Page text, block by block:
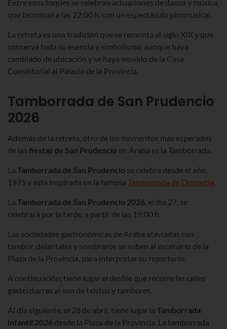
Entre esos toques se celebran actuaciones de danza y música,
que terminan a las 22:00 h. con un espectáculo piromusical.
La retreta es una tradición que se remonta al siglo XIX y que
conserva toda su esencia y simbolismo, aunque haya
cambiado de ubicación y se haya movido de la Casa
Consistorial al Palacio de la Provincia.
Tamborrada de San Prudencio
2026
Además de la retreta, otro de los momentos más esperados
de las fiestas de San Prudencio en Araba es la Tamborrada.
La Tamborrada de San Prudencio se celebra desde el año
1975 y está inspirada en la famosa Tamborrada de Donostia.
La Tamborrada de San Prudencio 2026, el día 27, se
celebrará por la tarde, a partir de las 19:00 h.
Las sociedades gastronómicas de Araba ataviadas con
tambor, delantales y sombreros se suben al escenario de la
Plaza de la Provincia, para interpretar su repertorio.
A continuación, tiene lugar el desfile que recorre las calles
gasteiztarras al son de txistus y tambores.
Al día siguiente, el 28 de abril, tiene lugar la Tamborrada
infantil 2026 desde la Plaza de la Provincia. La tamborrada